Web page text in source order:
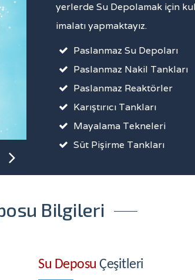
yerlerde Su Depolamak için
imalatı yapmaktayız.
Paslanmaz Su Depoları
Paslanmaz Nakil Tankları
Paslanmaz Reaktörler
Karıştırıcı Tankları
Mayalama Tekneleri
Süt Pişirme Tankları
Bilgileri
Su Deposu Çeşitleri